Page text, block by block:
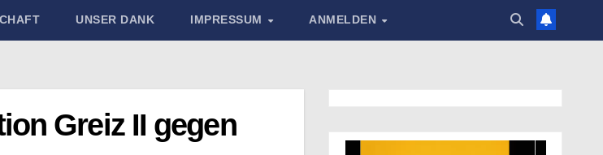
UNSER DANK IMPRESSUM ANMELDEN
Greiz II gegen